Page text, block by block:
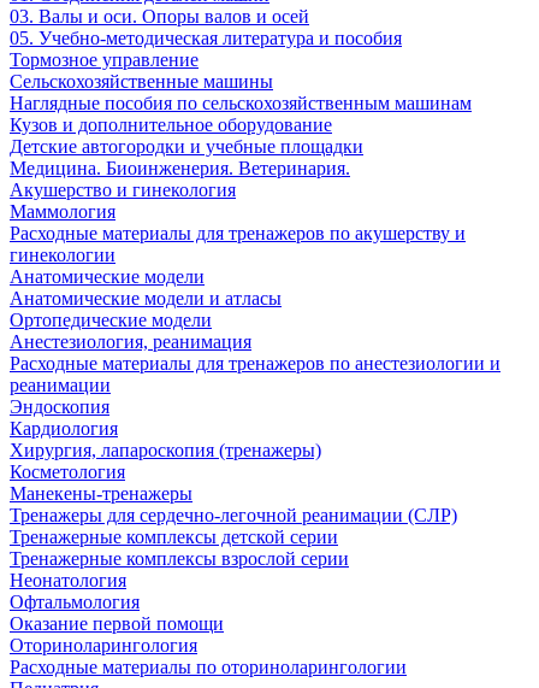
03. Валы и оси. Опоры валов и осей
05. Учебно-методическая литература и пособия
Тормозное управление
Сельскохозяйственные машины
Наглядные пособия по сельскохозяйственным машинам
Кузов и дополнительное оборудование
Детские автогородки и учебные площадки
Медицина. Биоинженерия. Ветеринария.
Акушерство и гинекология
Маммология
Расходные материалы для тренажеров по акушерству и
гинекологии
Анатомические модели
Анатомические модели и атласы
Ортопедические модели
Анестезиология, реанимация
Расходные материалы для тренажеров по анестезиологии и
реанимации
Эндоскопия
Кардиология
Хирургия, лапароскопия (тренажеры)
Косметология
Манекены-тренажеры
Тренажеры для сердечно-легочной реанимации (СЛР)
Тренажерные комплексы детской серии
Тренажерные комплексы взрослой серии
Неонатология
Офтальмология
Оказание первой помощи
Оториноларингология
Расходные материалы по оториноларингологии